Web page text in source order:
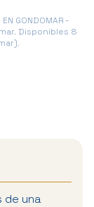
EN GONDOMAR -
Disponibles 8
de una